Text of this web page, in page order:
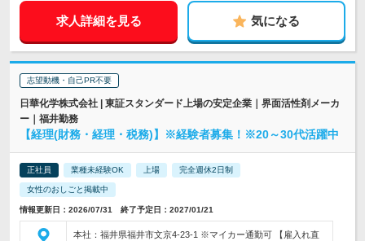
求人詳細を見る 気になる
志望動機・自己PR不要
日華化学株式会社 | 東証スタンダード上場の安定企業｜界面活性剤メーカ
ー｜福井勤務
【経理(財務・経理・税務)】※経験者募集！※20～30代活躍中
正社員 業種未経験OK 上場 完全週休2日制
女性のおしごと掲載中
情報更新日：2026/07/31 終了予定日：2027/01/21
本社：福井県福井市文京4-23-1 ※マイカー通勤可 【雇入れ直